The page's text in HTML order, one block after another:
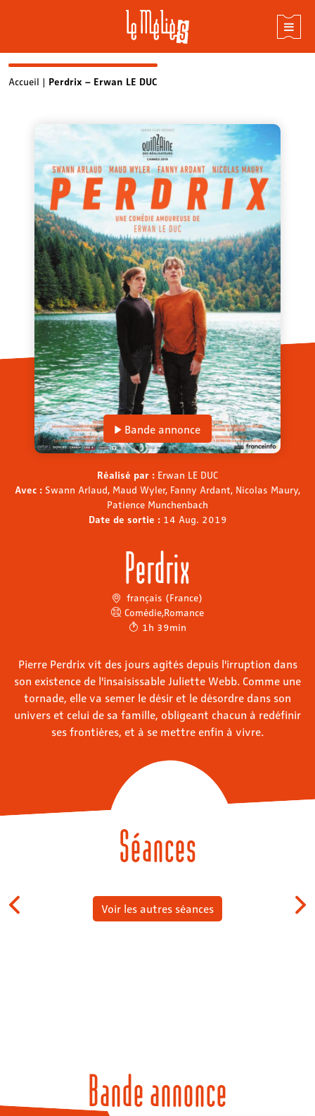
SkipAccueil | Perdrix – Erwan LE DUC
Bande annonce
Réalisé par : Erwan LE DUC
Avec : Swann Arlaud, Maud Wyler, Fanny Ardant, Nicolas Maury,
Patience Munchenbach
Date de sortie : 14 Aug. 2019
Perdrix
français (France)
Comédie,Romance
1h 39min
Pierre Perdrix vit des jours agités depuis l'irruption dans
son existence de l'insaisissable Juliette Webb. Comme une
tornade, elle va semer le désir et le désordre dans son
univers et celui de sa famille, obligeant chacun à redéfinir
ses frontières, et à se mettre enfin à vivre.
Séances
Voir les autres séances
Bande annonce